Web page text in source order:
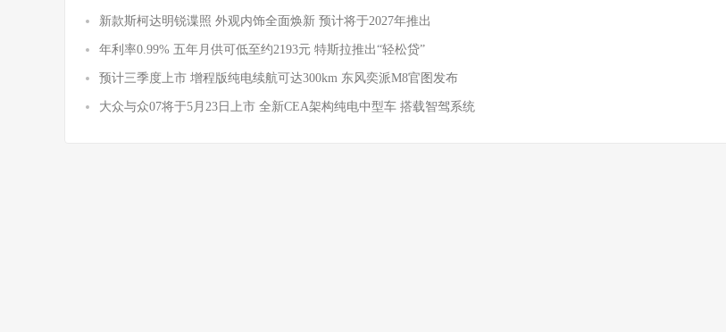
新款斯柯达明锐谍照 外观内饰全面焕新 预计将于2027年推出
年利率0.99% 五年月供可低至约2193元 特斯拉推出“轻松贷”
预计三季度上市 增程版纯电续航可达300km 东风奕派M8官图发布
大众与众07将于5月23日上市 全新CEA架构纯电中型车 搭载智驾系统